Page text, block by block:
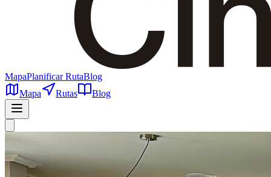
MapaPlanificar RutaBlog
Mapa
Rutas Blog